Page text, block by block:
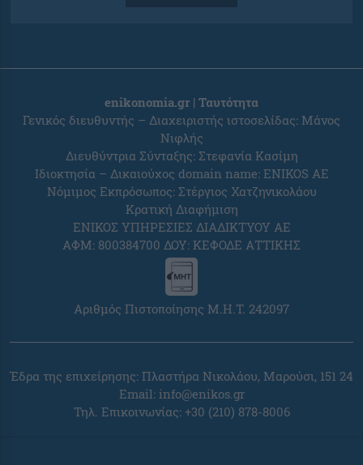
enikonomia.gr | Ταυτότητα
Γενικός διευθυντής – Διαχειριστής ιστοσελίδας: Μάνος
Νιφλής
Διευθύντρια Σύνταξης: Στεφανία Κασίμη
Ιδιοκτησία – Δικαιούχος domain name: ENIKOS AE
Νόμιμος Εκπρόσωπος: Στέργιος Χατζηνικολάου
Κρατική Διαφήμιση
ΕΝΙΚΟΣ ΥΠΗΡΕΣΙΕΣ ΔΙΑΔΙΚΤΥΟΥ ΑΕ
ΑΦΜ: 800384700 ΔΟΥ: ΚΕΦΟΔΕ ΑΤΤΙΚΗΣ
Αριθμός Πιστοποίησης Μ.Η.Τ. 242097
Έδρα της επιχείρησης: Πλαστήρα Νικολάου, Μαρούσι, 151 24
Email: info@enikos.gr
Τηλ. Επικοινωνίας: +30 (210) 878-8006